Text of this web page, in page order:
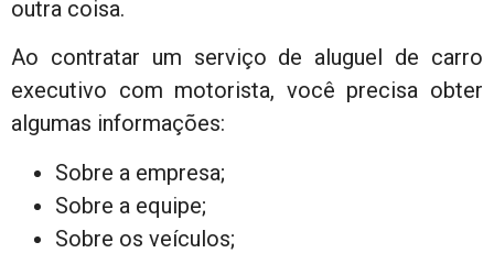
outra coisa.
Ao contratar um serviço de aluguel de carro
executivo com motorista, você precisa obter
algumas informações:
Sobre a empresa;
Sobre a equipe;
Sobre os veículos;